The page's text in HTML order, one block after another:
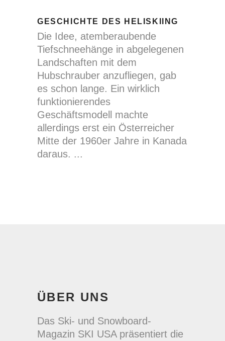
GESCHICHTE DES HELISKIING
Die Idee, atemberaubende
Tiefschneehänge in abgelegenen
Landschaften mit dem
Hubschrauber anzufliegen, gab
es schon lange. Ein wirklich
funktionierendes
Geschäftsmodell machte
allerdings erst ein Österreicher
Mitte der 1960er Jahre in Kanada
daraus.
ÜBER UNS
Das Ski- und Snowboard-
Magazin SKI USA präsentiert die